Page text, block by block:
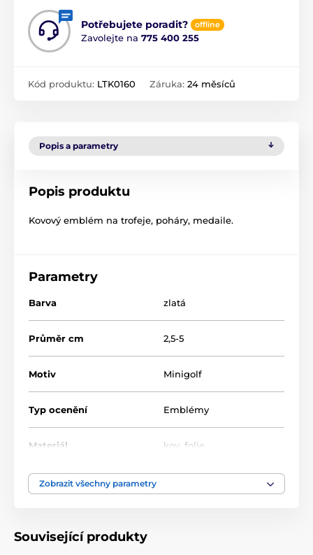
Potřebujete poradit? offline
Zavolejte na 775 400 255
Kód produktu: LTK0160 Záruka: 24 měsíců
Popis a parametry
Popis produktu
Kovový emblém na trofeje, poháry, medaile.
Parametry
Barva zlatá
Průměr cm 2,5-5
Motiv Minigolf
Typ ocenění Emblémy
Materiál kov folie
Zobrazit všechny parametry
Související produkty